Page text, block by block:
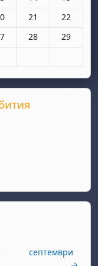
18 март
четвъртък, 19
събития, петък, 20
Няма събития,
21 Няма
22
25 март
четвъртък, 26
събития, петък, 27
Няма събития,
28 Няма
29
септември